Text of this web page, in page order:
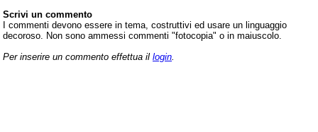
Scrivi un commento
I commenti devono essere in tema, costruttivi ed usare un linguaggio
decoroso. Non sono ammessi commenti "fotocopia" o in maiuscolo.
Per inserire un commento effettua il login